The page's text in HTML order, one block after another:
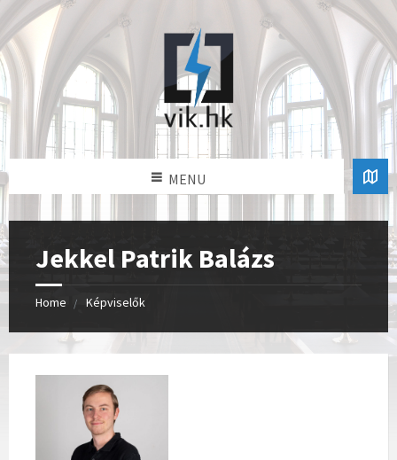
MENU
Jekkel Patrik Balázs
Home Képviselők